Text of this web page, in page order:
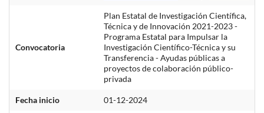
Convocatoria
Plan Estatal de Investigación Científica,
Técnica y de Innovación 2021-2023 -
Programa Estatal para Impulsar la
Investigación Científico-Técnica y su
Transferencia - Ayudas públicas a
proyectos de colaboración público-
privada
Fecha inicio 01-12-2024